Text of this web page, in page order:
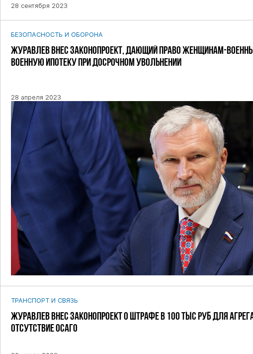
28 сентября 2023
БЕЗОПАСНОСТЬ И ОБОРОНА
ЖУРАВЛЕВ ВНЕС ЗАКОНОПРОЕКТ, ДАЮЩИЙ ПРАВО ЖЕНЩИНАМ-
ВОЕННУЮ ИПОТЕКУ ПРИ ДОСРОЧНОМ УВОЛЬНЕНИИ
28 апреля 2023
ТРАНСПОРТ И СВЯЗЬ
ЖУРАВЛЕВ ВНЕС ЗАКОНОПРОЕКТ О ШТРАФЕ В 100 ТЫС РУБ ДЛЯ
ОТСУТСТВИЕ ОСАГО